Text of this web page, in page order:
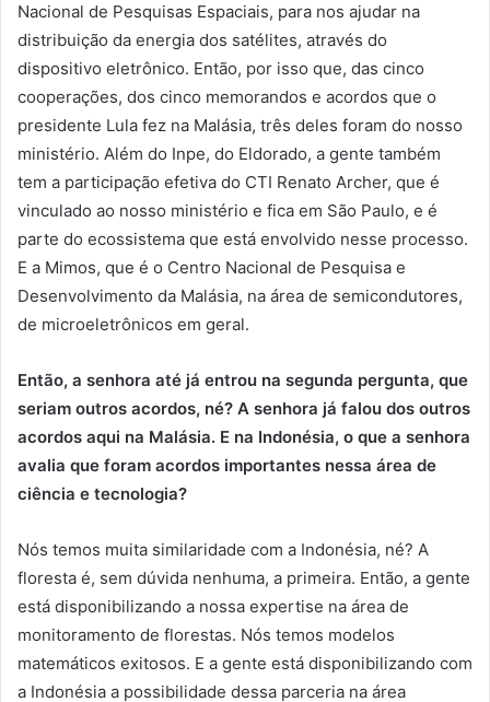
Nacional de Pesquisas Espaciais, para nos ajudar na
distribuição da energia dos satélites, através do
dispositivo eletrônico. Então, por isso que, das cinco
cooperações, dos cinco memorandos e acordos que o
presidente Lula fez na Malásia, três deles foram do nosso
ministério. Além do Inpe, do Eldorado, a gente também
tem a participação efetiva do CTI Renato Archer, que é
vinculado ao nosso ministério e fica em São Paulo, e é
parte do ecossistema que está envolvido nesse processo.
E a Mimos, que é o Centro Nacional de Pesquisa e
Desenvolvimento da Malásia, na área de semicondutores,
de microeletrônicos em geral.
Então, a senhora até já entrou na segunda pergunta, que
seriam outros acordos, né? A senhora já falou dos outros
acordos aqui na Malásia. E na Indonésia, o que a senhora
avalia que foram acordos importantes nessa área de
ciência e tecnologia?
Nós temos muita similaridade com a Indonésia, né? A
floresta é, sem dúvida nenhuma, a primeira. Então, a gente
está disponibilizando a nossa expertise na área de
monitoramento de florestas. Nós temos modelos
matemáticos exitosos. E a gente está disponibilizando com
a Indonésia a possibilidade dessa parceria na área